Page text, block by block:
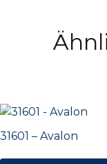
31601 – Avalon